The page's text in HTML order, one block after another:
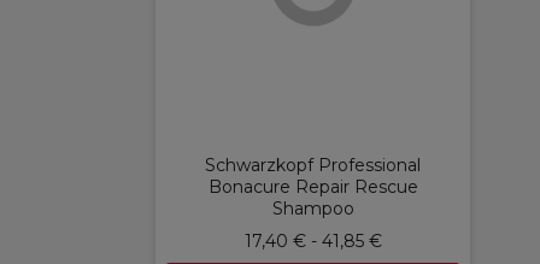
Schwarzkopf Professional
Bonacure Repair Rescue
Shampoo
17,40 € - 41,85 €